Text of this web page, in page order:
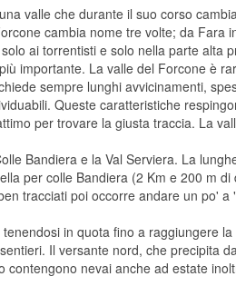
valle che durante il suo corso
cambia nome tre volte; da Fara
ai torrentisti e solo nella parte alta
importante. La valle del Forcone è
sempre lunghi avvicinamenti,
Queste caratteristiche
per trovare la giusta traccia. La
Bandiera e la Val Serviera. La
per colle Bandiera (2 Km e 200 m di
tracciati poi occorre andare un po' a
in quota fino a raggiungere la
Il versante nord, che precipita
nevai anche ad estate